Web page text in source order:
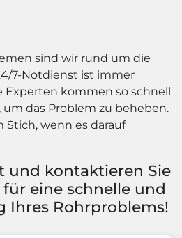
sind wir rund um die
7-Notdienst ist immer
Experten kommen so schnell
das Problem zu beheben.
Stich, wenn es darauf
und kontaktieren Sie
eine schnelle und
Ihres Rohrproblems!